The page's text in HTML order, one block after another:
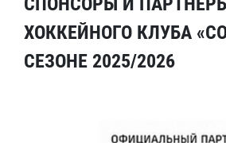
ХОККЕЙНОГО КЛУБА
СЕЗОНЕ 2025/2026